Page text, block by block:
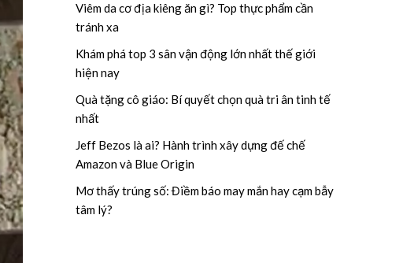
Viêm da cơ địa kiêng ăn gì? Top thực phẩm cần
tránh xa
Khám phá top 3 sân vận động lớn nhất thế giới
hiện nay
Quà tặng cô giáo: Bí quyết chọn quà tri ân tinh tế
nhất
Jeff Bezos là ai? Hành trình xây dựng đế chế
Amazon và Blue Origin
Mơ thấy trúng số: Điềm báo may mắn hay cạm bẫy
tâm lý?